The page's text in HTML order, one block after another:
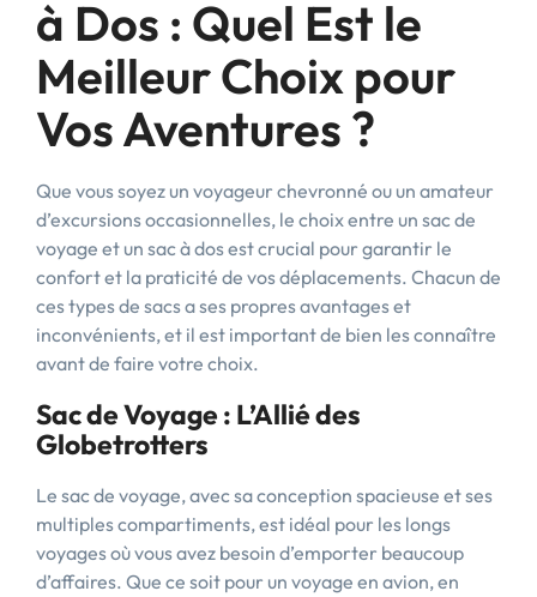
à Dos : Quel Est le
Meilleur Choix pour
Vos Aventures ?
Que vous soyez un voyageur chevronné ou un amateur
d’excursions occasionnelles, le choix entre un sac de
voyage et un sac à dos est crucial pour garantir le
confort et la praticité de vos déplacements. Chacun de
ces types de sacs a ses propres avantages et
inconvénients, et il est important de bien les connaître
avant de faire votre choix.
Sac de Voyage : L’Allié des
Globetrotters
Le sac de voyage, avec sa conception spacieuse et ses
multiples compartiments, est idéal pour les longs
voyages où vous avez besoin d’emporter beaucoup
d’affaires. Que ce soit pour un voyage en avion, en